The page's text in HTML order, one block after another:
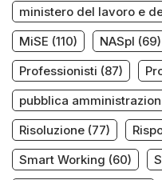
ministero del lavoro e
MiSE (110) NASpI (69)
Professionisti (87)
pubblica
Risoluzione (77)
Smart Working (60)